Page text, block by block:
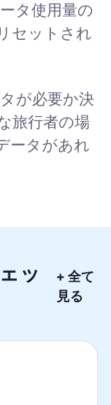
タ使用量の
セットされ
が必要か決
旅行者の場
ータがあれ
ッ
+ 全て
見る